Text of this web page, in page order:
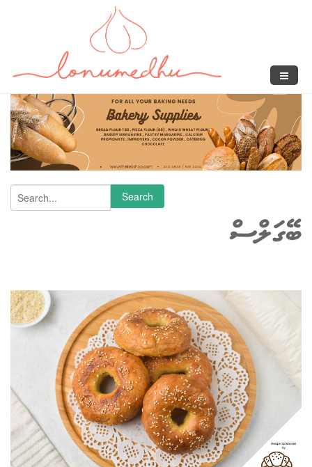
Search form
Search
ބޭގަލްސް